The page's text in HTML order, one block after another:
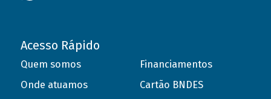
Acesso Rápido
Quem somos
Onde atuamos
Financiamentos
Cartão BNDES